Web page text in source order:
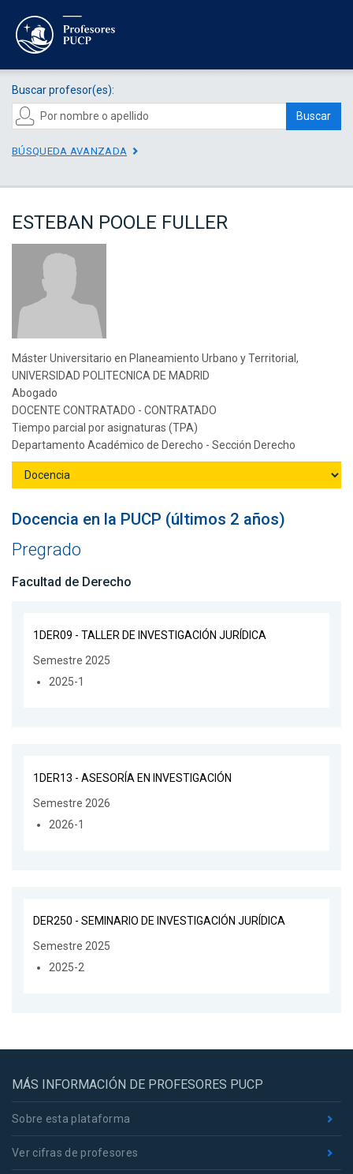
Buscar profesor(es):
Buscar
BÚSQUEDA AVANZADA
ESTEBAN POOLE FULLER
Máster Universitario en Planeamiento Urbano y Territorial,
UNIVERSIDAD POLITECNICA DE MADRID
Abogado
DOCENTE CONTRATADO - CONTRATADO
Tiempo parcial por asignaturas (TPA)
Departamento Académico de Derecho - Sección Derecho
Docencia en la PUCP (últimos 2 años)
Pregrado
Facultad de Derecho
1DER09 - TALLER DE INVESTIGACIÓN JURÍDICA
Semestre 2025
2025-1
1DER13 - ASESORÍA EN INVESTIGACIÓN
Semestre 2026
2026-1
DER250 - SEMINARIO DE INVESTIGACIÓN JURÍDICA
Semestre 2025
2025-2
MÁS INFORMACIÓN DE PROFESORES PUCP
Sobre esta plataforma
Ver cifras de profesores